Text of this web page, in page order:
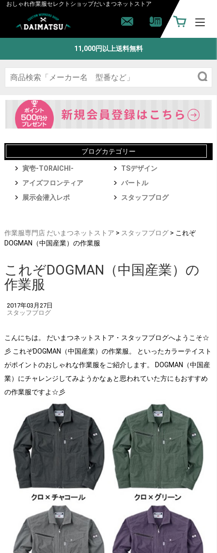
おしゃれ作業服セレクトショップだいまつネットストア
11,000円以上送料無料
ブログカテゴリー
寅壱-TORAICHI-
TSデザイン
アイズフロンティア
バートル
展示会潜入レポ
スタッフブログ
作業服専門店 だいまつネットストア > スタッフブログ> これぞ
DOGMAN（中国産業）の作業服
これぞDOGMAN（中国産業）の
作業服
2017年03月27日
スタッフブログ
こんにちは。 だいまつネットストア・スタッフブログへようこそ☆
彡 これぞDOGMAN（中国産業）の作業服。 といったカラーテイスト
がポイントのおしゃれな作業服をご紹介します。 DOGMAN（中国産
業）にチャレンジしてみようかなぁと思われていた方にもおすすめ
の作業服ですよ☆彡